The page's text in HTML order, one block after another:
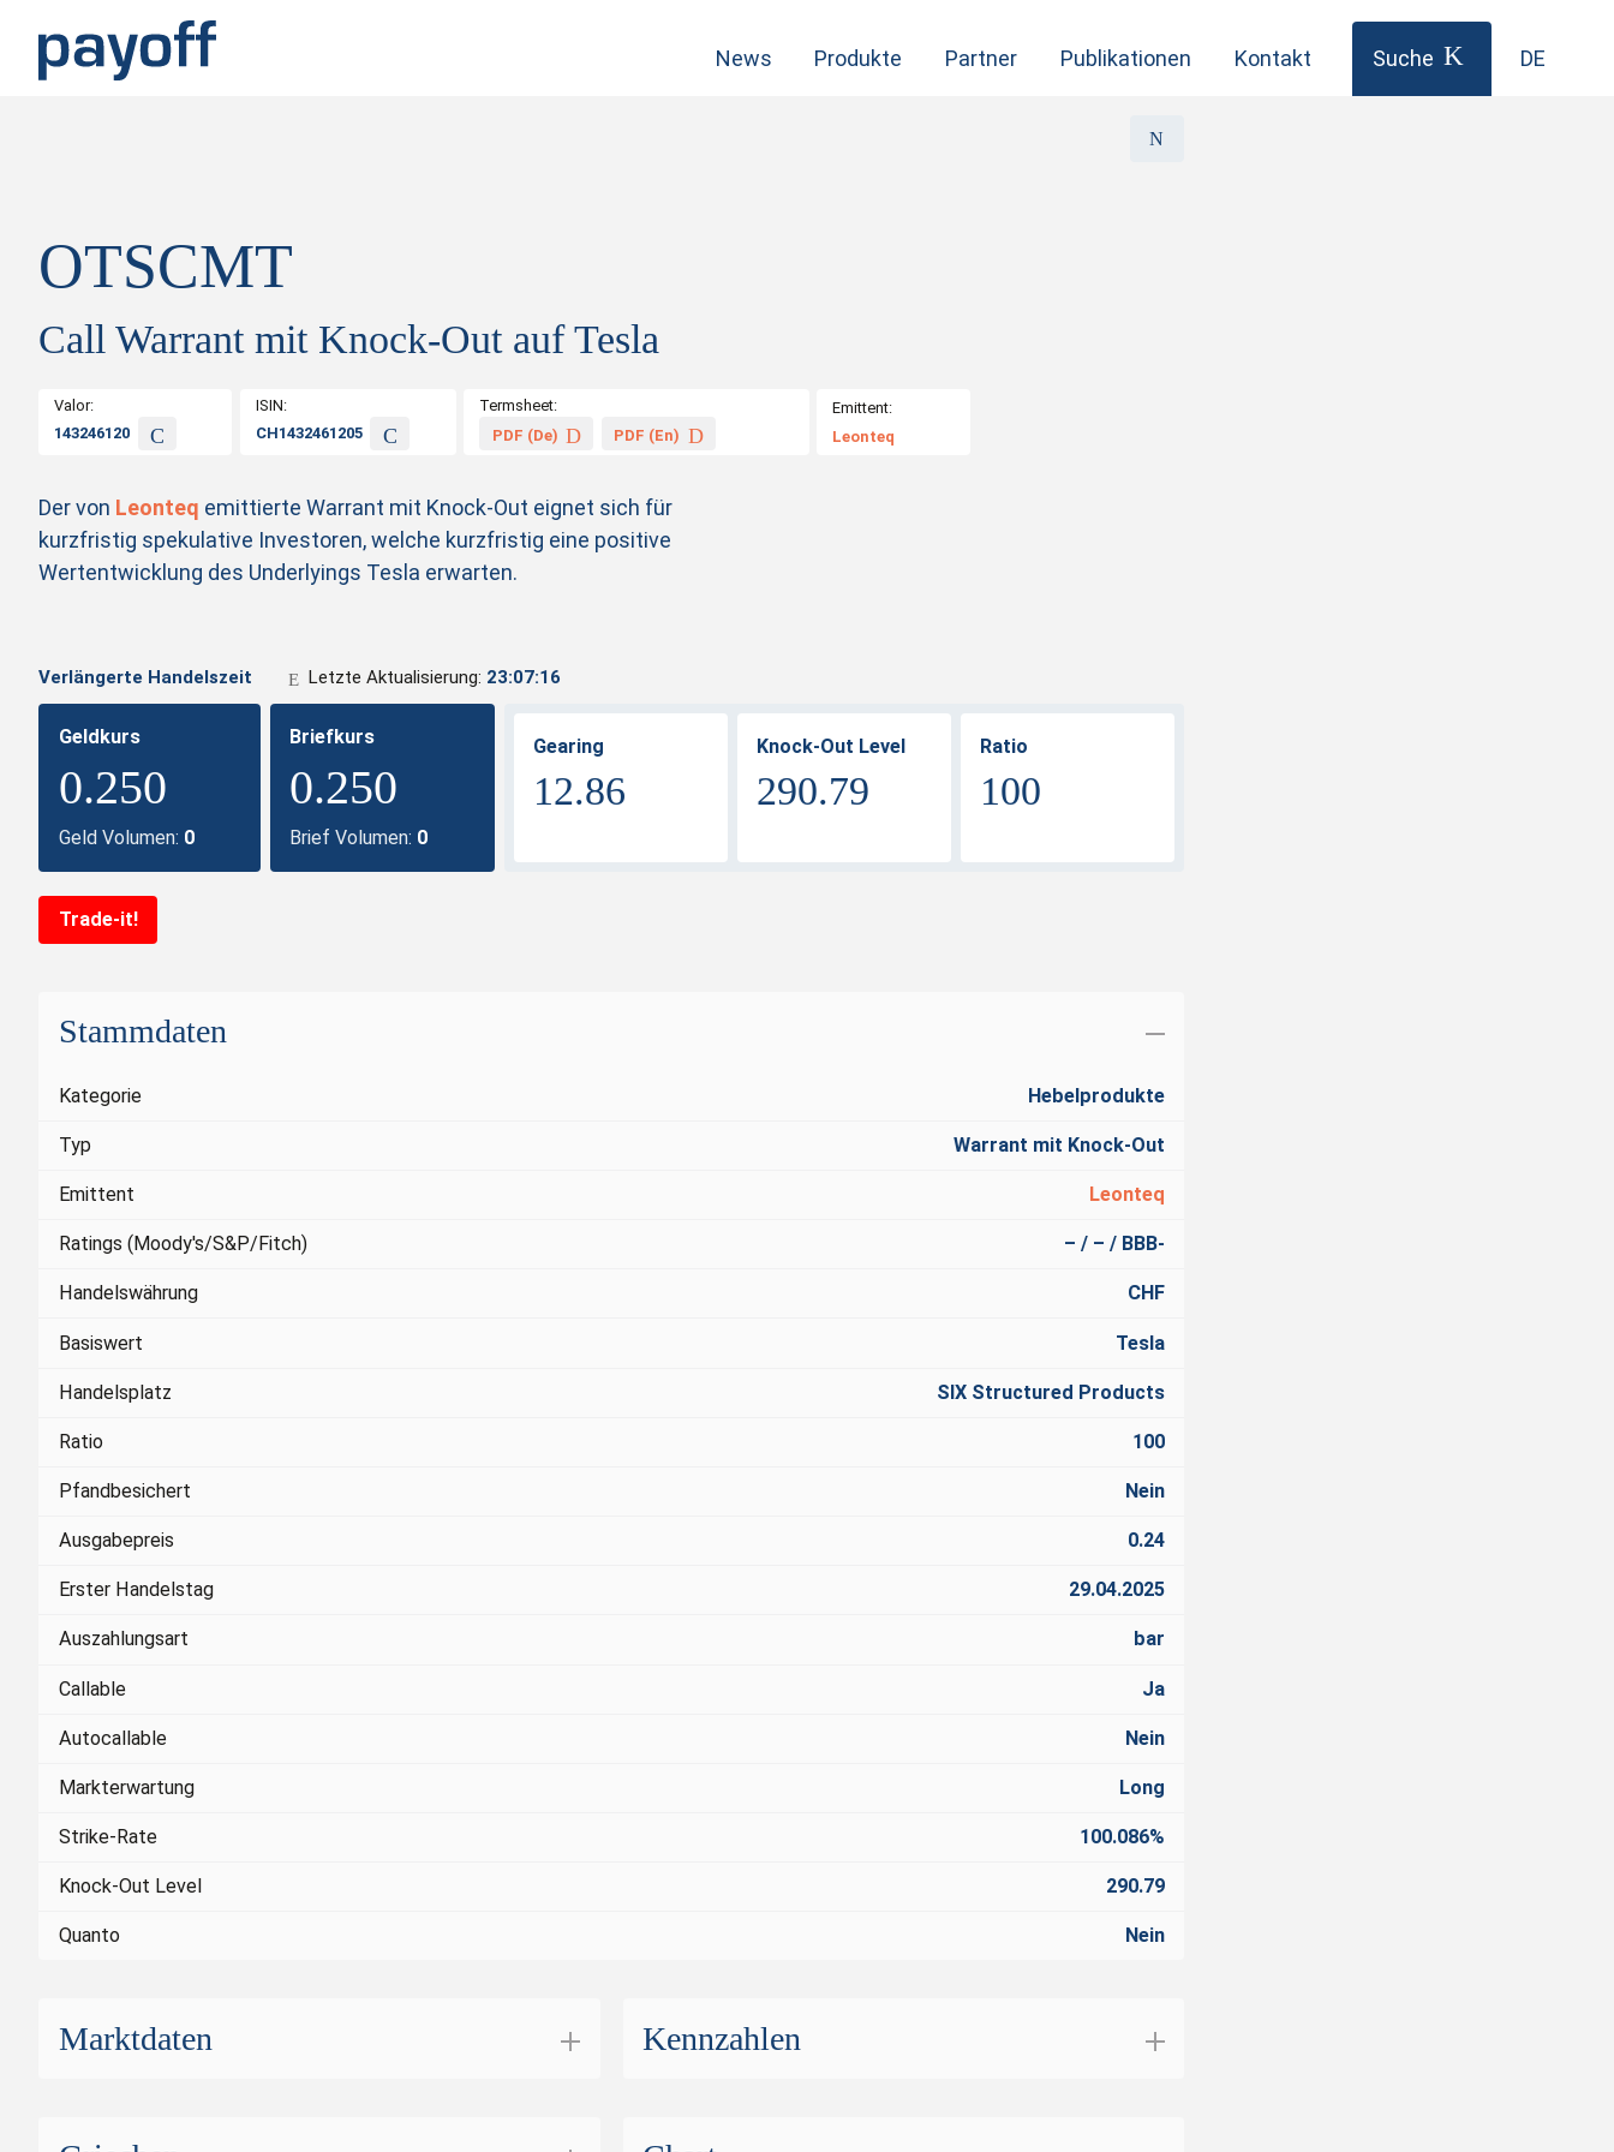
e
n
News Produkte Partner Publikationen Kontakt Suche DE
OTSCMT
Call Warrant mit Knock-Out auf Tesla
Valor:
143246120
ISIN:
CH1432461205
Termsheet:
PDF (De)
PDF (En)
Emittent:
Leonteq
Der von Leonteq emittierte Warrant mit Knock-Out eignet sich für
kurzfristig spekulative Investoren, welche kurzfristig eine positive
Wertentwicklung des Underlyings Tesla erwarten.
Verlängerte Handelszeit Letzte Aktualisierung: 23:07:16
Geldkurs
0.250
Geld Volumen: 0
Briefkurs
0.250
Brief Volumen: 0
Gearing
12.86
Knock-Out Level
290.79
Ratio
100
Trade-it!
Stammdaten
Kategorie Hebelprodukte
Typ Warrant mit Knock-Out
Emittent Leonteq
Ratings (Moody's/S&P/Fitch) – / – / BBB-
Handelswährung CHF
Basiswert Tesla
Handelsplatz SIX Structured Products
Ratio 100
Pfandbesichert Nein
Ausgabepreis 0.24
Erster Handelstag 29.04.2025
Auszahlungsart bar
Callable Ja
Autocallable Nein
Markterwartung Long
Strike-Rate 100.086%
Knock-Out Level 290.79
Quanto Nein
Marktdaten Kennzahlen